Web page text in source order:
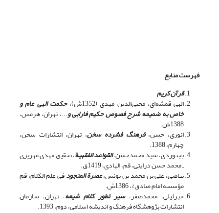
فهرست منابع
قرآن کریم
الهی قمشه‌ای، محیی‌الدین مهدی (1352ش)، حکمت الهی عام و
خاص به ضمیمه شرح فصوص حکیم فارابی و...، تهران، هرمس،
1388ش.
انوری، حسن،فرهنگ فشرده سخن، تهران، انتشارات سخن،
چهارم، 1388.
بجنوردی، سید محمدحسن،القواعد الفقهیة، تحقیق مهدی مهریزی
ـ محمد حسن درایتی، قم، الهادی، 1419ق.
بیاضی، علی بن محمد بن یونس،عصرة المنجودفی علم الکلام، قم
مؤسسه امام صادق%، 1386ش.
جبرئیلی، محمدصفر،سیر تطور کلام شیعه، تهران، سازمان
انتشارات پژوهشگاه فرهنگ و اندیشه اسلامی، دوم، 1393.